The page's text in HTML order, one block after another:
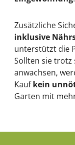
Zusätzliche
inklusive
unterstützt die
Sollten sie trotz
anwachsen,
Kaufkein
Garten mit